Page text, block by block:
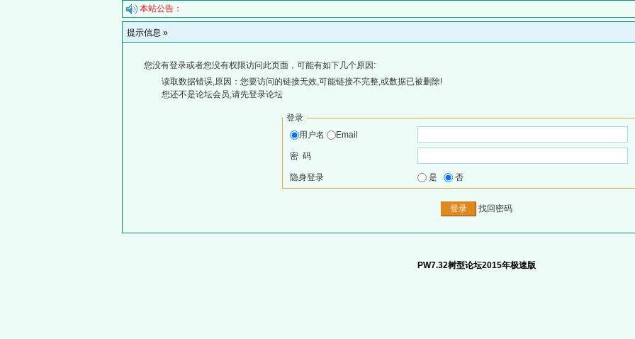
本站公告：
提示信息 »
您没有登录或者您没有权限访问此页面，可能有如下几个原因:
读取数据错误,原因：您要访问的链接无效,可能链接不完整,或数据已被删除!
您还不是论坛会员,请先登录论坛
登录
用户名
Email
密 码
隐身登录 是 否
找回密码
PW7.32树型论坛2015年极速版